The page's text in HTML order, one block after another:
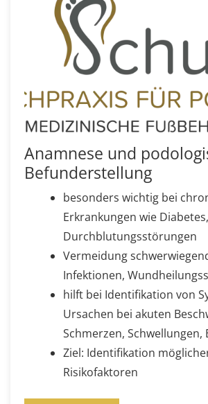
Anamnese und
Befunderstellung
besonders wichtig bei
Erkrankungen wie
Durchblutungsstörungen
Vermeidung
Infektionen,
hilft bei Identifikation von
Ursachen bei akuten
Schmerzen, Schwellungen,
Ziel: Identifikation
Risikofaktoren